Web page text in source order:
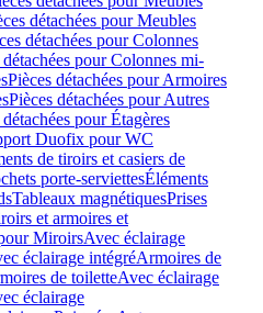
détachées pour Meubles
détachées pour Colonnes
détachées pour Colonnes mi-
Pièces détachées pour Armoires
Pièces détachées pour Autres
pour Étagères
Duofix pour WC
de tiroirs et casiers de
porte-serviettesÉléments
Tableaux magnétiquesPrises
et armoires et
MiroirsAvec éclairage
éclairage intégréArmoires de
de toiletteAvec éclairage
éclairage